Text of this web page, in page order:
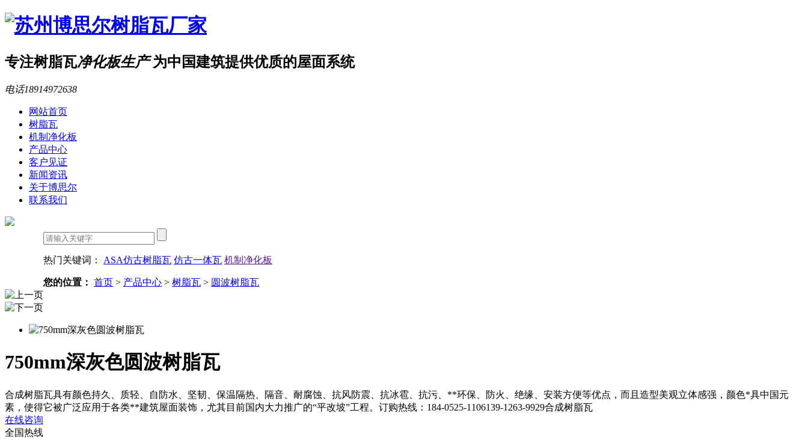
专注树脂瓦净化板生产 为中国建筑提供优质的屋面系统
电话18914972638
网站首页
树脂瓦
机制净化板
产品中心
客户见证
新闻资讯
关于博思尔
联系我们
热门关键词： ASA仿古树脂瓦 仿古一体瓦 机制净化板
您的位置： 首页 > 产品中心 > 树脂瓦 > 圆波树脂瓦
750mm深灰色圆波树脂瓦
合成树脂瓦具有颜色持久、质轻、自防水、坚韧、保温隔热、隔音、耐腐蚀、抗风防震、抗冰雹、抗污、**环保、防火、绝缘、安装方便等优点，而且造型美观立体感强，颜色*具中国元
素，使得它被广泛应用于各类**建筑屋面装饰，尤其目前国内大力推广的“平改坡”工程。订购热线：184-0525-1106139-1263-9929合成树脂瓦
在线咨询
全国热线